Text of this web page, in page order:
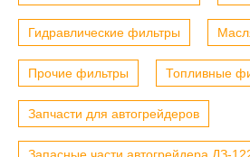
Гидравлические фильтры
Прочие фильтры Топливные
Запчасти для автогрейдеров
Запасные части автогрейдера ДЗ-